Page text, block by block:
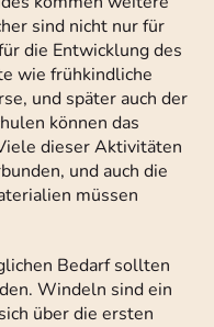
sind nicht nur für
die Entwicklung des
wie frühkindliche
und später auch der
können das
dieser Aktivitäten
und auch die
müssen
Bedarf sollten
Windeln sind ein
über die ersten